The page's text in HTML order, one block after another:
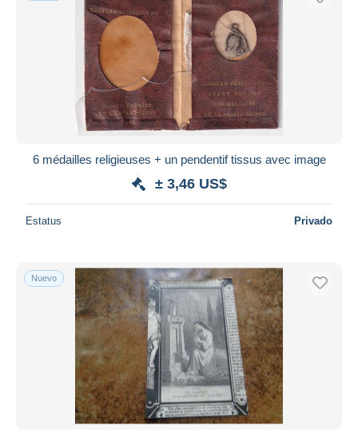
6 médailles religieuses + un pendentif tissus avec image
± 3,46 US$
Estatus Privado
Nuevo